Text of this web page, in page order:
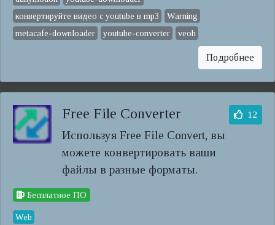
конвертируйте видео с youtube в mp3
Warning
metacafe-downloader
youtube-converter veoh
Подробнее
Free File Converter
Используя Free File Convert, вы
можете конвертировать ваши
файлы в разные форматы.
12
Бесплатное ПО
Web